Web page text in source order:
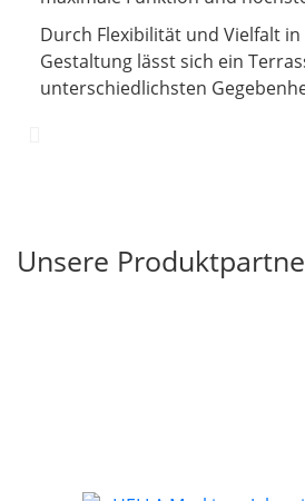
Durch Flexibilität und Vielfalt
Gestaltung lässt sich ein
unterschiedlichsten
Unsere